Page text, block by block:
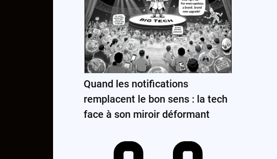
Quand les notifications
remplacent le bon sens : la tech
face à son miroir déformant